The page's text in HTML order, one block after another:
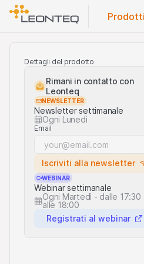
Prodotti
Dettagli del prodotto
Rimani in contatto con
Leonteq
NEWSLETTER
Newsletter settimanale
Ogni Lunedì
Email
Iscriviti alla newsletter
WEBINAR
Webinar settimanale
Ogni Martedì - dalle 17:30
alle 18:00
Registrati al webinar